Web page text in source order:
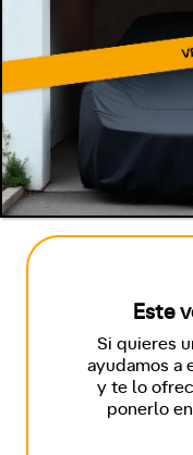
Este
Si quieres
ayudamos a
y te lo
ponerlo